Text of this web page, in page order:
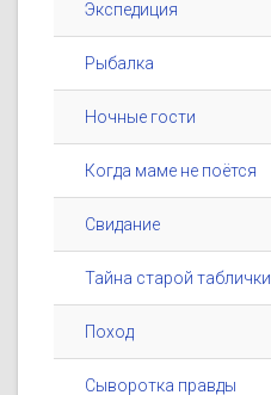
Экспедиция
Рыбалка
Ночные гости
Когда маме не поётся
Свидание
Тайна старой таблички
Поход
Сыворотка правды